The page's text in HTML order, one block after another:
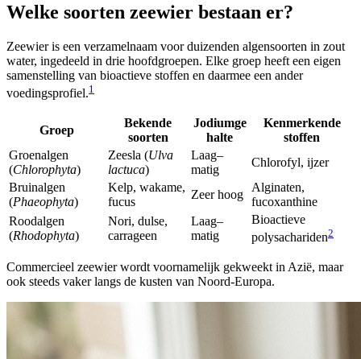
Welke soorten zeewier bestaan er?
Zeewier is een verzamelnaam voor duizenden algensoorten in zout
water, ingedeeld in drie hoofdgroepen. Elke groep heeft een eigen
samenstelling van bioactieve stoffen en daarmee een ander
voedingsprofiel.1
Groep
Bekende
soorten
Jodiumge
halte
Kenmerkende
stoffen
Groenalgen
(Chlorophyta)
Zeesla (Ulva
lactuca)
Laag–
matig
Chlorofyl, ijzer
Bruinalgen
(Phaeophyta)
Kelp, wakame,
fucus
Zeer hoog
Alginaten,
fucoxanthine
Roodalgen
(Rhodophyta)
Nori, dulse,
carrageen
Laag–
matig
Bioactieve
polysachariden2
Commercieel zeewier wordt voornamelijk gekweekt in Azië, maar
ook steeds vaker langs de kusten van Noord-Europa.